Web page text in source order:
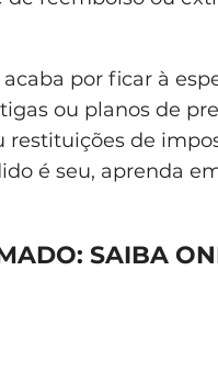
por ficar à
ou planos de
de
é seu, aprenda
SAIBA